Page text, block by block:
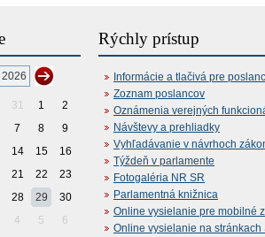
31 1
2
7 8
9
14 15
16
21 22
23
28 29
30
4 5 6
Rýchly prístup
Informácie a tlačivá pre
Zoznam poslancov
Oznámenia verejných
Návštevy a prehliadky
Vyhľadávanie v návrhoch
Týždeň v parlamente
Fotogaléria NR SR
Parlamentná knižnica
Online vysielanie pre mobilné
Online vysielanie na stránkach